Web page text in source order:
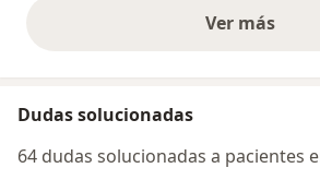
Ver más
Dudas solucionadas
64 dudas solucionadas a pacientes